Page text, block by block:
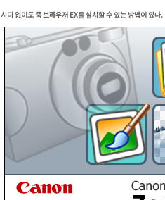
시디 없이도 줌 브라우저 EX를 설치할 수 있는 방법이 있다.